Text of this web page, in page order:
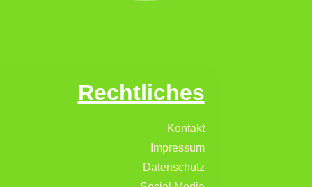
Rechtliches
Kontakt
Impressum
Datenschutz